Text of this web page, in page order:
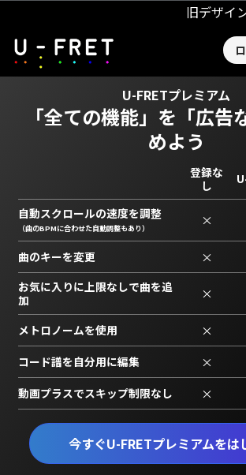
旧デザイ
U-FRETプレミアム
「全ての機能」を 「広
めよう
今すぐU-FRETプレミアムをは
登録な
し
自動スクロールの速度を調整
（曲のBPMに合わせた自動調整もあり） ×
曲のキーを変更 ×
お気に入りに上限なしで曲を追
加
×
メトロノームを使用 ×
コード譜を自分用に編集 ×
動画プラスでスキップ制限なし ×